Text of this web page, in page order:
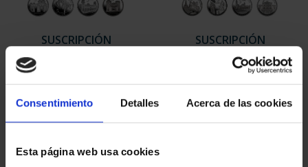
Consentimiento Detalles Acerca de las cookies
Esta página web usa cookies
SUSCRIPCIÓN
949,00 €
Sólo para usuarios
registrados
SUSCRIPCIÓN
CAPITALES DE
PROVINCIA 2
949,00 €
Sólo para usuarios
registrados